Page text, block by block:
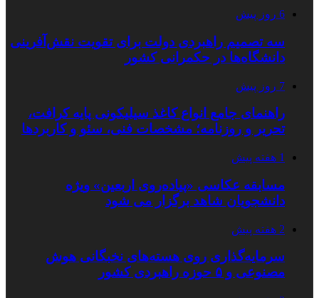
6 روز پیش
سه تصمیم راهبردی دولت برای تقویت نقش‌آفرینی
دانشگاه‌ها در حکمرانی کشور
7 روز پیش
راهنمای جامع انواع کاغذ سیلیکونی پایه کرافت،
تحریر و روزنامه؛ مشخصات فنی، سئو و کاربردها
1 هفته پیش
مسابقه عکاسی «پیاده‌روی اربعین» ویژه
دانشجویان شاهد برگزار می شود
2 هفته پیش
سرمایه‌گذاری روی هسته‌های نخبگانی هوش
مصنوعی و ۵ حوزه راهبردی کشور